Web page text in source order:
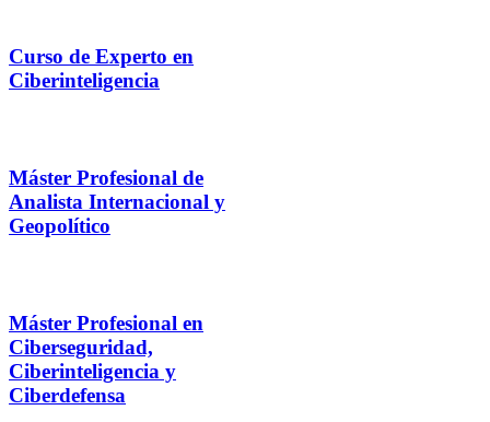
Curso de Experto en
Ciberinteligencia
Máster Profesional de
Analista Internacional y
Geopolítico
Máster Profesional en
Ciberseguridad,
Ciberinteligencia y
Ciberdefensa